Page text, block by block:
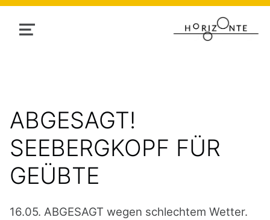
MENU
ABGESAGT!
SEEBERGKOPF FÜR
GEÜBTE
16.05. ABGESAGT wegen schlechtem Wetter.